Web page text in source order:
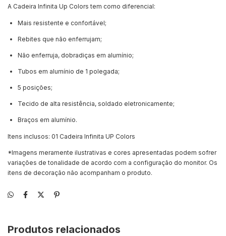
A Cadeira Infinita Up Colors tem como diferencial:
Mais resistente e confortável;
Rebites que não enferrujam;
Não enferruja, dobradiças em alumínio;
Tubos em alumínio de 1 polegada;
5 posições;
Tecido de alta resistência, soldado eletronicamente;
Braços em alumínio.
Itens inclusos: 01 Cadeira Infinita UP Colors
*Imagens meramente ilustrativas e cores apresentadas podem sofrer
variações de tonalidade de acordo com a configuração do monitor. Os
itens de decoração não acompanham o produto.
Produtos relacionados